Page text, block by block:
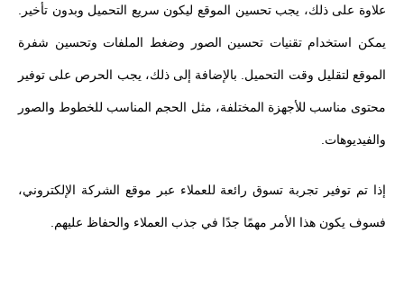
علاوة على ذلك، يجب تحسين الموقع ليكون سريع التحميل وبدون تأخير.
يمكن استخدام تقنيات تحسين الصور وضغط الملفات وتحسين شفرة
الموقع لتقليل وقت التحميل. بالإضافة إلى ذلك، يجب الحرص على توفير
محتوى مناسب للأجهزة المختلفة، مثل الحجم المناسب للخطوط والصور
والفيديوهات.
إذا تم توفير تجربة تسوق رائعة للعملاء عبر موقع الشركة الإلكتروني،
فسوف يكون هذا الأمر مهمًا جدًا في جذب العملاء والحفاظ عليهم.